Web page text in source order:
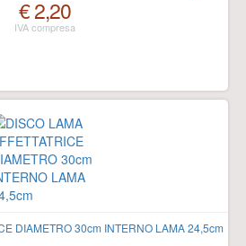
€ 2,20
DIAMETRO 30cm INTERNO LAMA 24,5cm